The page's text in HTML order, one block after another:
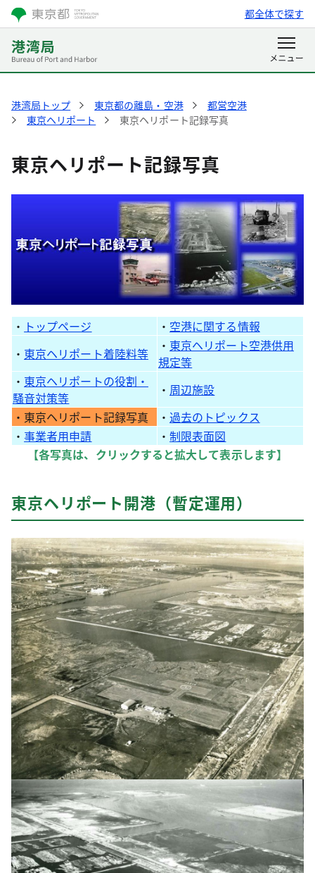
都全体で探す
港湾局トップ 東京都の離島・空港
都営空港
東京ヘリポート
東京ヘリポート記録写真
東京ヘリポート記録写真
・ トップページ ・ 空港に関する情報
・ 東京ヘリポート着陸料等 ・ 東京ヘリポート空港供用
規定等
・ 東京ヘリポートの役割・
騒音対策等
・ 周辺施設
・東京ヘリポート記録写真
・過去のトピックス
・事業者用申請 ・制限表面図
【各写真は、クリックすると拡大して表示します】
東京ヘリポート開港（暫定運用）